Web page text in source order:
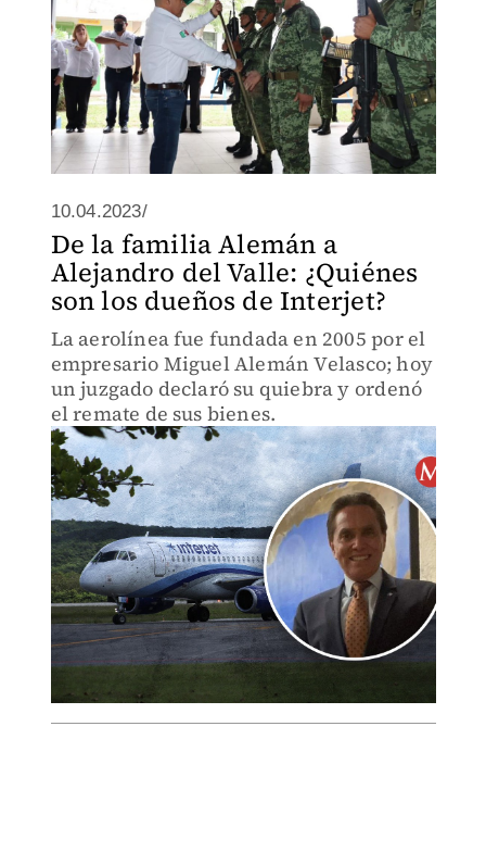
10.04.2023/
De la familia Alemán a
Alejandro del Valle: ¿Quiénes
son los dueños de Interjet?
La aerolínea fue fundada en 2005 por el
empresario Miguel Alemán Velasco; hoy
un juzgado declaró su quiebra y ordenó
el remate de sus bienes.